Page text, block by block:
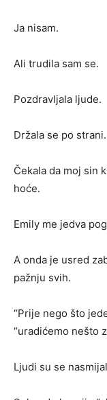
Ja nisam.
Ali trudila sam se.
Pozdravljala ljude.
Držala se po strani.
Čekala da moj sin
hoće.
Emily me jedva
A onda je usred
pažnju svih.
“Prije nego što
“uradićemo nešto
Ljudi su se